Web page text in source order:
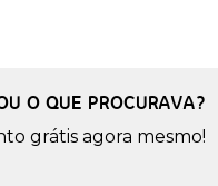
O QUE PROCURAVA?
grátis agora mesmo!